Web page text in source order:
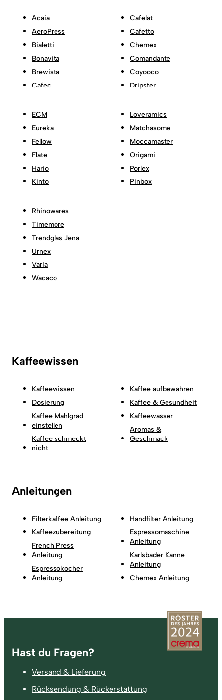
Acaia
AeroPress
Bialetti
Bonavita
Brewista
Cafec
Cafelat
Cafetto
Chemex
Comandante
Coyooco
Dripster
ECM
Eureka
Fellow
Flate
Hario
Kinto
Loveramics
Matchasome
Moccamaster
Origami
Porlex
Pinbox
Rhinowares
Timemore
Trendglas Jena
Urnex
Varia
Wacaco
Kaffeewissen
Kaffeewissen
Dosierung
Kaffee Mahlgrad
einstellen
Kaffee schmeckt
nicht
Kaffee aufbewahren
Kaffee & Gesundheit
Kaffeewasser
Aromas &
Geschmack
Anleitungen
Filterkaffee Anleitung
Kaffeezubereitung
French Press
Anleitung
Espressokocher
Anleitung
Handfilter Anleitung
Espressomaschine
Anleitung
Karlsbader Kanne
Anleitung
Chemex Anleitung
Fußzeile
Hast du Fragen?
Versand & Lieferung
Rücksendung & Rückerstattung